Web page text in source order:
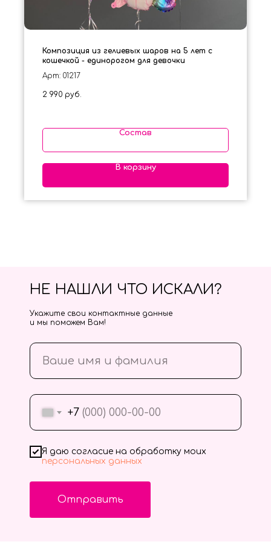
Композиция из гелиевых шаров на 5 лет с
кошечкой - единорогом для девочки
Арт: 01217
2 990 руб.
Состав
В корзину
+7
Я даю согласие на обработку моих
персональных данных
Отправить
НЕ НАШЛИ ЧТО ИСКАЛИ?
Укажите свои контактные данные
и мы поможем Вам!